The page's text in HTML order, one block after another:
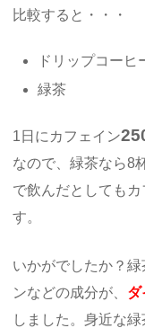
比較すると・・・
ドリップコー
緑茶
1日にカフェイン
なので、緑茶なら8
で飲んだとしても
す。
いかがでしたか？
ンなどの成分が、 ダ
しました。身近な